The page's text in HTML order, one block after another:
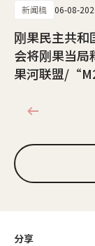
分享
新闻稿 06-08-
刚果民主共和
会将刚果当局
果河联盟/